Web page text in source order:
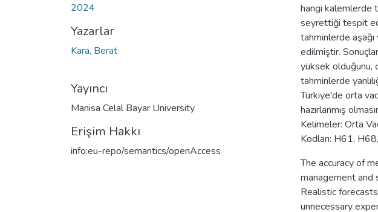
2024
Yazarlar
Kara, Berat
Yayıncı
Manisa Celal Bayar University
Erişim Hakkı
info:eu-repo/semantics/openAccess
hangi kalemlerde
seyrettiği tespit
tahminlerde aşağı
edilmiştir.
yüksek olduğunu,
tahminlerde
Türkiye'de orta
hazırlanmış
Kelimeler: Orta
Kodları: H61,
The accuracy of
management and
Realistic
unnecessary